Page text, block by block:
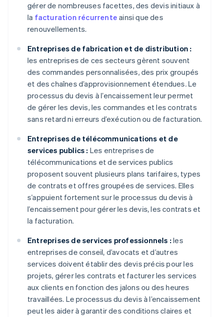
gérer de nombreuses facettes, des devis initiaux à
la facturation récurrente ainsi que des
renouvellements.
Entreprises de fabrication et de distribution :
les entreprises de ces secteurs gèrent souvent
des commandes personnalisées, des prix groupés
et des chaînes d’approvisionnement étendues. Le
processus du devis à l’encaissement leur permet
de gérer les devis, les commandes et les contrats
sans retard ni erreurs d’exécution ou de facturation.
Entreprises de télécommunications et de
services publics : Les entreprises de
télécommunications et de services publics
proposent souvent plusieurs plans tarifaires, types
de contrats et offres groupées de services. Elles
s’appuient fortement sur le processus du devis à
l’encaissement pour gérer les devis, les contrats et
la facturation.
Entreprises de services professionnels : les
entreprises de conseil, d’avocats et d’autres
services doivent établir des devis précis pour les
projets, gérer les contrats et facturer les services
aux clients en fonction des jalons ou des heures
travaillées. Le processus du devis à l’encaissement
peut les aider à garantir des conditions claires et